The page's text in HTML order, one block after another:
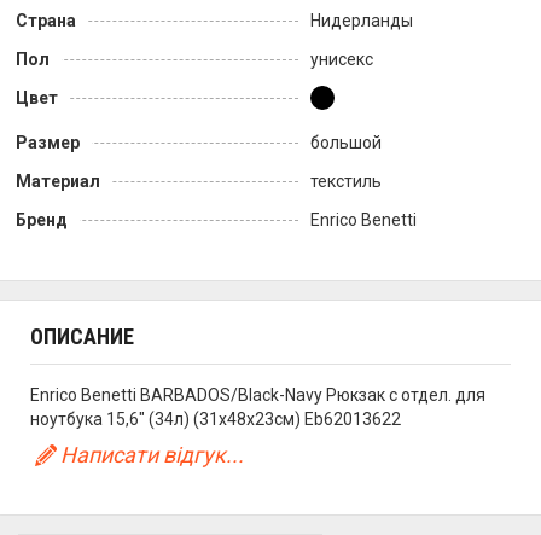
Страна
Нидерланды
Пол
унисекс
Цвет
Размер
большой
Материал
текстиль
Бренд
Enrico Benetti
ОПИСАНИЕ
Enrico Benetti BARBADOS/Black-Navy Рюкзак с отдел. для
ноутбука 15,6" (34л) (31x48x23см) Eb62013622
Написати відгук...